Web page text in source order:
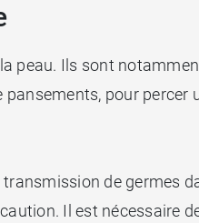
peau. Ils sont
pour percer
de germes
Il est nécessaire